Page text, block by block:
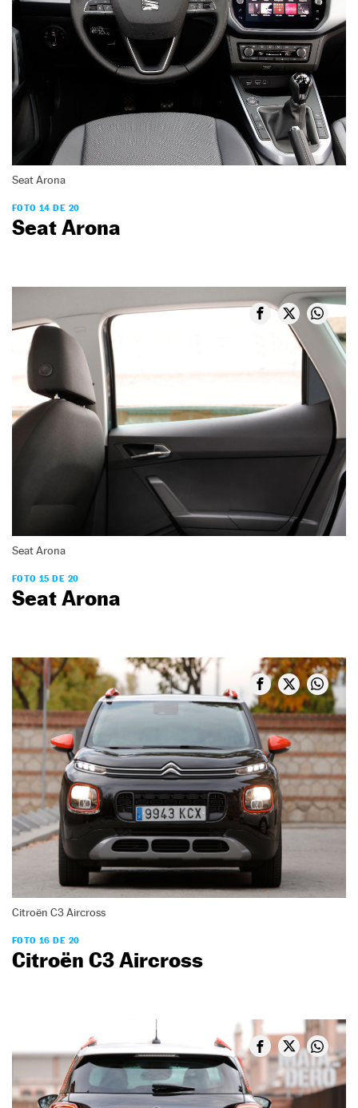
Seat Arona
FOTO 14 DE 20
Seat Arona
Seat Arona
FOTO 15 DE 20
Seat Arona
Citroën C3 Aircross
FOTO 16 DE 20
Citroën C3 Aircross